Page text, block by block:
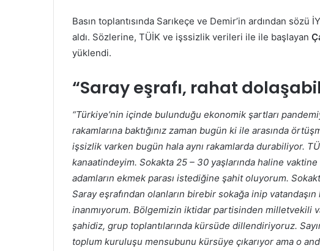
Basın toplantısında Sarıkeçe ve Demir’in ardından
aldı. Sözlerine, TÜİK ve işssizlik verileri ile ile başlayan
yüklendi.
“Saray eşrafı, rahat
“Türkiye’nin içinde bulunduğu ekonomik şartları
rakamlarına baktığınız zaman bugün ki ile arasında
işsizlik varken bugün hala aynı rakamlarda durabiliyor.
kanaatindeyim. Sokakta 25 – 30 yaşlarında haline
adamların ekmek parası istediğine şahit oluyorum.
Saray eşrafından olanların birebir sokağa inip
inanmıyorum. Bölgemizin iktidar partisinden milletvekili
şahidiz, grup toplantılarında kürsüde dillendiriyoruz.
toplum kuruluşu mensubunu kürsüye çıkarıyor ama o